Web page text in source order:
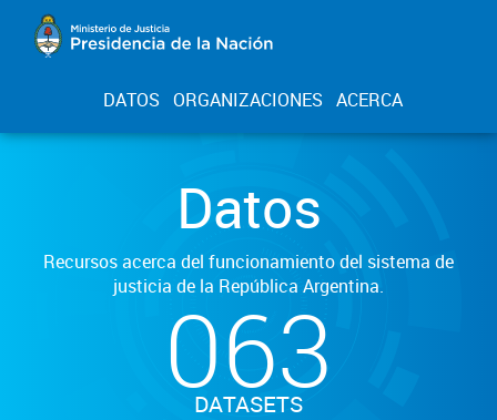
DATOS ORGANIZACIONES ACERCA
Datos
Recursos acerca del funcionamiento del sistema de
justicia de la República Argentina.
063
DATASETS